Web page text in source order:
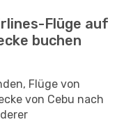
Flüge auf
buchen
Flüge von
von Cebu nach